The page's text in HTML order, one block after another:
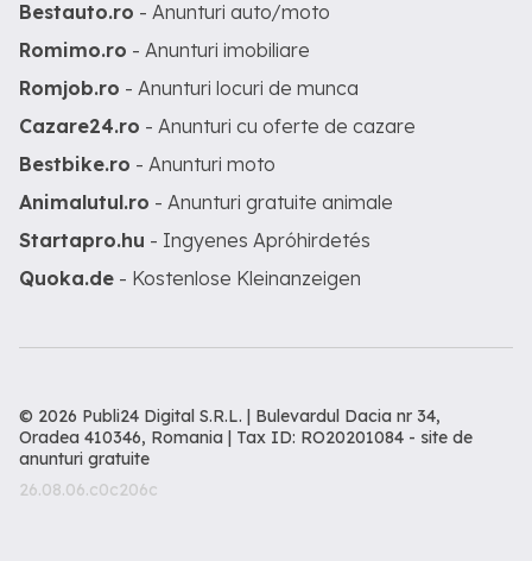
Bestauto.ro - Anunturi auto/moto
Romimo.ro - Anunturi imobiliare
Romjob.ro - Anunturi locuri de munca
Cazare24.ro - Anunturi cu oferte de cazare
Bestbike.ro - Anunturi moto
Animalutul.ro - Anunturi gratuite animale
Startapro.hu - Ingyenes Apróhirdetés
Quoka.de - Kostenlose Kleinanzeigen
© 2026 Publi24 Digital S.R.L. | Bulevardul Dacia nr 34,
Oradea 410346, Romania | Tax ID: RO20201084 - site de
anunturi gratuite
26.08.06.c0c206c